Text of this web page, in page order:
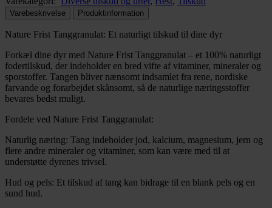
Varebeskrivelse Produktinformation
Nature Frist Tanggranulat: Et naturligt tilskud til dine dyr
Forkæl dine dyr med Nature Frist Tanggranulat – et 100% naturligt
fodertilskud, der indeholder en bred vifte af vitaminer, mineraler og
sporstoffer. Tangen bliver nænsomt indsamlet fra rene, nordiske
farvande og forarbejdet skånsomt, så de naturlige næringsstoffer
bevares bedst muligt.
Fordele ved Nature Frist Tanggranulat:
Naturlig næring: Tang indeholder jod, kalcium, magnesium, jern og
flere andre mineraler og vitaminer, som kan være med til at
understøtte dyrenes trivsel.
Hud og pels: Et tilskud af tang kan bidrage til en blank pels og en
sund hud.